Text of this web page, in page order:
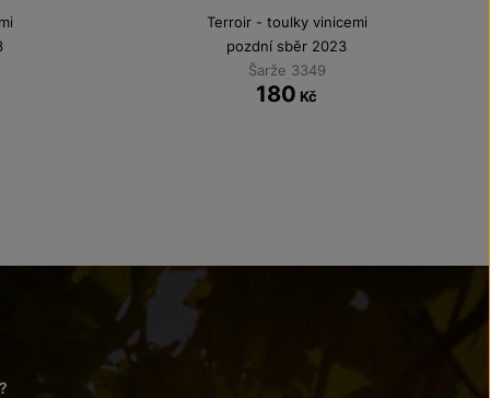
Terroir - toulky vinicemi
pozdní sběr 2023
Šarže 3349
180 Kč